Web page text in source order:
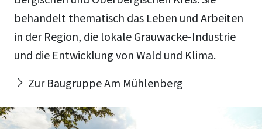
behandelt thematisch das Leben und Arbeiten
in der Region, die lokale Grauwacke-Industrie
und die Entwicklung von Wald und Klima.
Zur Baugruppe Am Mühlenberg